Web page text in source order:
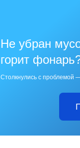
Не убран
горит
Столкнулись с проблемой